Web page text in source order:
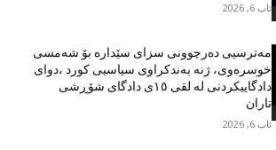
ئاب 6, 2026
مەترسیی دەرچوونی سزای سێدارە بۆ شەمسی
خوسرەوی، ژنە بەندکراوی سیاسیی کورد ،دوای
دادگاییکردنی لە لقی ١٥ی دادگای شۆڕشی
تاران
ئاب 6, 2026